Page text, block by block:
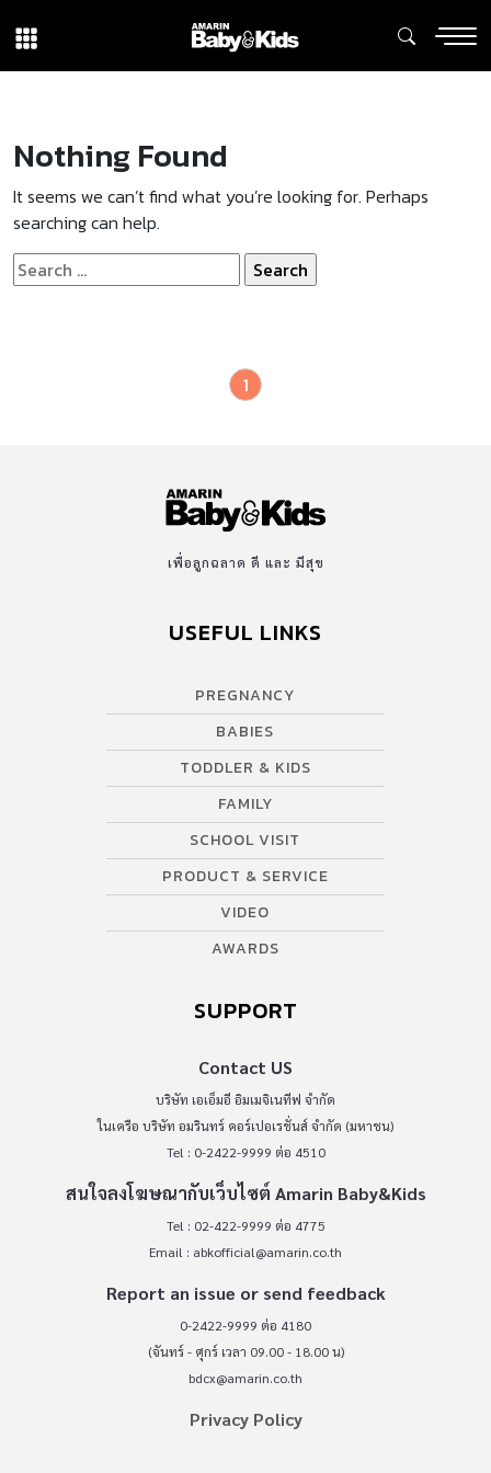
Nothing Found
It seems we can’t find what you’re looking for. Perhaps
searching can help.
Search
for:
1
เพื่อลูกฉลาด ดี และ มีสุข
USEFUL LINKS
PREGNANCY
BABIES
TODDLER & KIDS
FAMILY
SCHOOL VISIT
PRODUCT & SERVICE
VIDEO
AWARDS
SUPPORT
Contact US
บริษัท เอเอ็มอี อิมเมจิเนทีฟ จำกัด
ในเครือ บริษัท อมรินทร์ คอร์เปอเรชั่นส์ จำกัด (มหาชน)
Tel : 0-2422-9999 ต่อ 4510
สนใจลงโฆษณากับเว็บไซต์ Amarin Baby&Kids
Tel : 02-422-9999 ต่อ 4775
Email : abkofficial@amarin.co.th
Report an issue or send feedback
0-2422-9999 ต่อ 4180
(จันทร์ - ศุกร์ เวลา 09.00 - 18.00 น)
bdcx@amarin.co.th
Privacy Policy